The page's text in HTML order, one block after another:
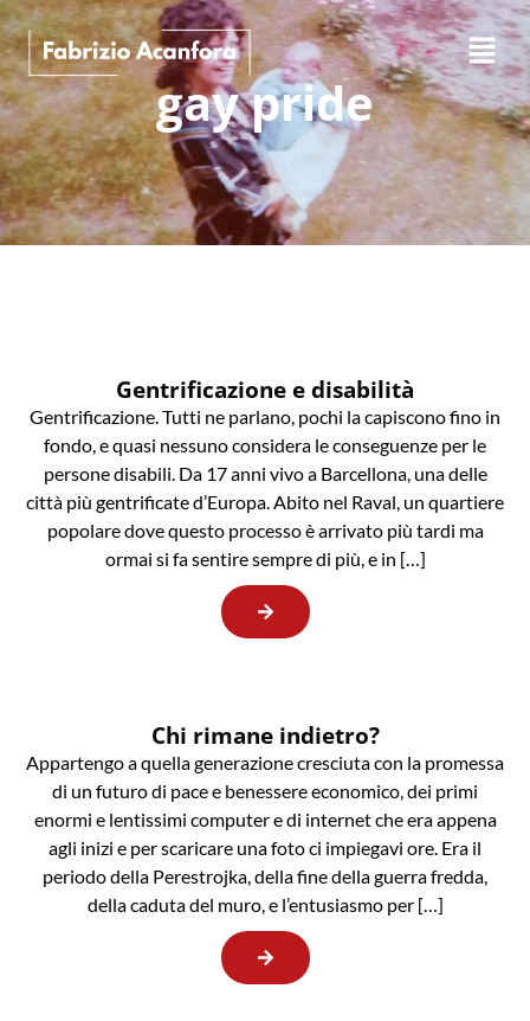
gay pride
Gentrificazione e disabilità
Gentrificazione. Tutti ne parlano, pochi la capiscono fino in
fondo, e quasi nessuno considera le conseguenze per le
persone disabili. Da 17 anni vivo a Barcellona, una delle
città più gentrificate d’Europa. Abito nel Raval, un quartiere
popolare dove questo processo è arrivato più tardi ma
ormai si fa sentire sempre di più, e in […]
Chi rimane indietro?
Appartengo a quella generazione cresciuta con la promessa
di un futuro di pace e benessere economico, dei primi
enormi e lentissimi computer e di internet che era appena
agli inizi e per scaricare una foto ci impiegavi ore. Era il
periodo della Perestrojka, della fine della guerra fredda,
della caduta del muro, e l’entusiasmo per […]